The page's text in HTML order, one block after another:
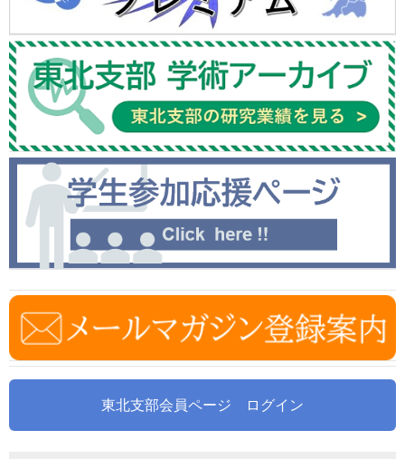
東北支部会員ページ ログイン